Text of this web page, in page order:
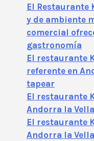
El Restaurante
y de ambiente
comercial
gastronomía
El restaurante
referente en
tapear
El restaurante
Andorra la
El restaurante
Andorra la